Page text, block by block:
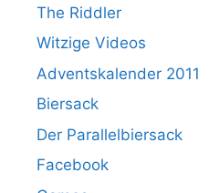
The Riddler
Witzige Videos
Adventskalender 2011
Biersack
Der Parallelbiersack
Facebook